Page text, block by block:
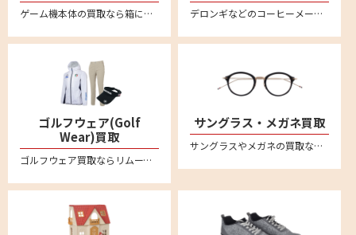
ゲーム機本体の買取なら箱に詰めてご自宅から送るだけの便利な宅配買取専門店リムーブ。ニンテンドー Switchスイッチ/スイッチ2、PS5プレステ5、PS4プレステ4 などの最新からレトロゲームまでいろいろお売りいただけます。 デロンギなどのコーヒーメーカーを売るならリムーブへ。全国対応・送料無料の安心宅配買取
ゴルフウェア(Golf
Wear)買取
ゴルフウェア買取ならリムーブの宅配買取がおすすめ。パーリーゲイツやマーク&ロナ、キャロウェイなど有名ブランドなど多数ブランドを高価買取。レディース・メンズの商品お売りください。不要なゴルフウェアを自宅で箱に詰めて送るだけの簡単査定。全国対応・送料無料。LINEによるオンライン査定も便利
サングラス・メガネ買取
サングラスやメガネの買取ならリムーブの宅配買取が便利です。アヤメ、モスコット、アイヴァン7285、フォーナインズ、レイバンといった 人気ブランドのサングラスや眼鏡・メガネフレームを中心に買取強化中です